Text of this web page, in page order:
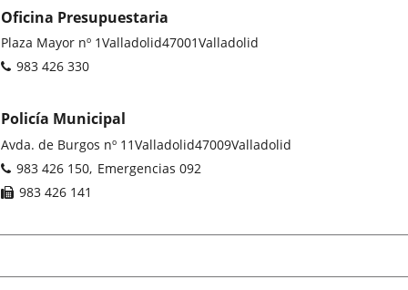
Oficina Presupuestaria
Postal
address
Plaza Mayor nº 1Valladolid47001Valladolid
Phones
983 426 330
Policía Municipal
Postal
address
Avda. de Burgos nº 11Valladolid47009Valladolid
Phones
983 426 150 Emergencias 092
Fax
983 426 141